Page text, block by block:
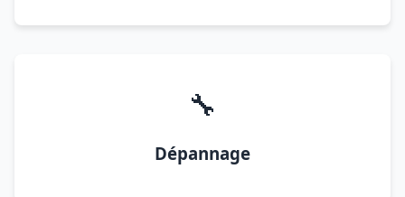
🔧
Dépannage